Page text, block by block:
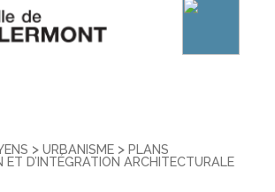
> URBANISME > PLANS
ET D’INTÉGRATION ARCHITECTURALE